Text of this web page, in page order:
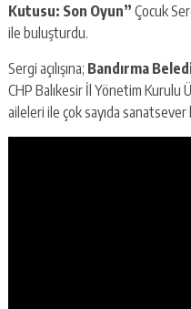
Kutusu: Son Oyun” Çocuk
ile buluşturdu.
Sergi açılışına; Bandırma
CHP Balıkesir İl Yönetim Kurulu
aileleri ile çok sayıda sanatsever